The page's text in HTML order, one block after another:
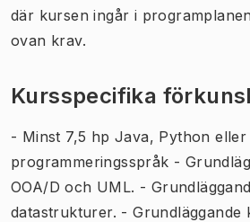
där kursen ingår i
ovan krav.
Kursspecifika
- Minst 7,5 hp Java, Python eller
programmeringsspråk -
OOA/D och UML. -
datastrukturer. - Grundläggande